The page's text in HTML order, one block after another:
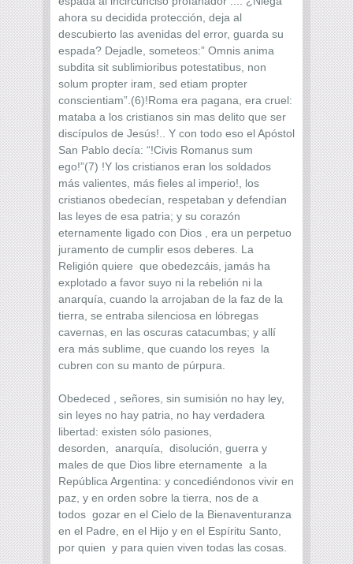
ahora su decidida protección, deja al
descubierto las avenidas del error, guarda su
espada? Dejadle, someteos:” Omnis anima
subdita sit sublimioribus potestatibus, non
solum propter iram, sed etiam propter
conscientiam”.(6)!Roma era pagana, era cruel:
mataba a los cristianos sin mas delito que ser
discípulos de Jesús!.. Y con todo eso el Apóstol
San Pablo decía: “!Civis Romanus sum
ego!”(7) !Y los cristianos eran los soldados
más valientes, más fieles al imperio!, los
cristianos obedecían, respetaban y defendían
las leyes de esa patria; y su corazón
eternamente ligado con Dios , era un perpetuo
juramento de cumplir esos deberes. La
Religión quiere que obedezcáis, jamás ha
explotado a favor suyo ni la rebelión ni la
anarquía, cuando la arrojaban de la faz de la
tierra, se entraba silenciosa en lóbregas
cavernas, en las oscuras catacumbas; y allí
era más sublime, que cuando los reyes la
cubren con su manto de púrpura.
Obedeced , señores, sin sumisión no hay ley,
sin leyes no hay patria, no hay verdadera
libertad: existen sólo pasiones,
desorden, anarquía, disolución, guerra y
males de que Dios libre eternamente a la
República Argentina: y concediéndonos vivir en
paz, y en orden sobre la tierra, nos de a
todos gozar en el Cielo de la Bienaventuranza
en el Padre, en el Hijo y en el Espíritu Santo,
por quien y para quien viven todas las cosas.